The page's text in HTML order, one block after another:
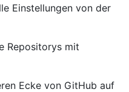
Einstellungen von der
Repositorys mit
Ecke von GitHub auf